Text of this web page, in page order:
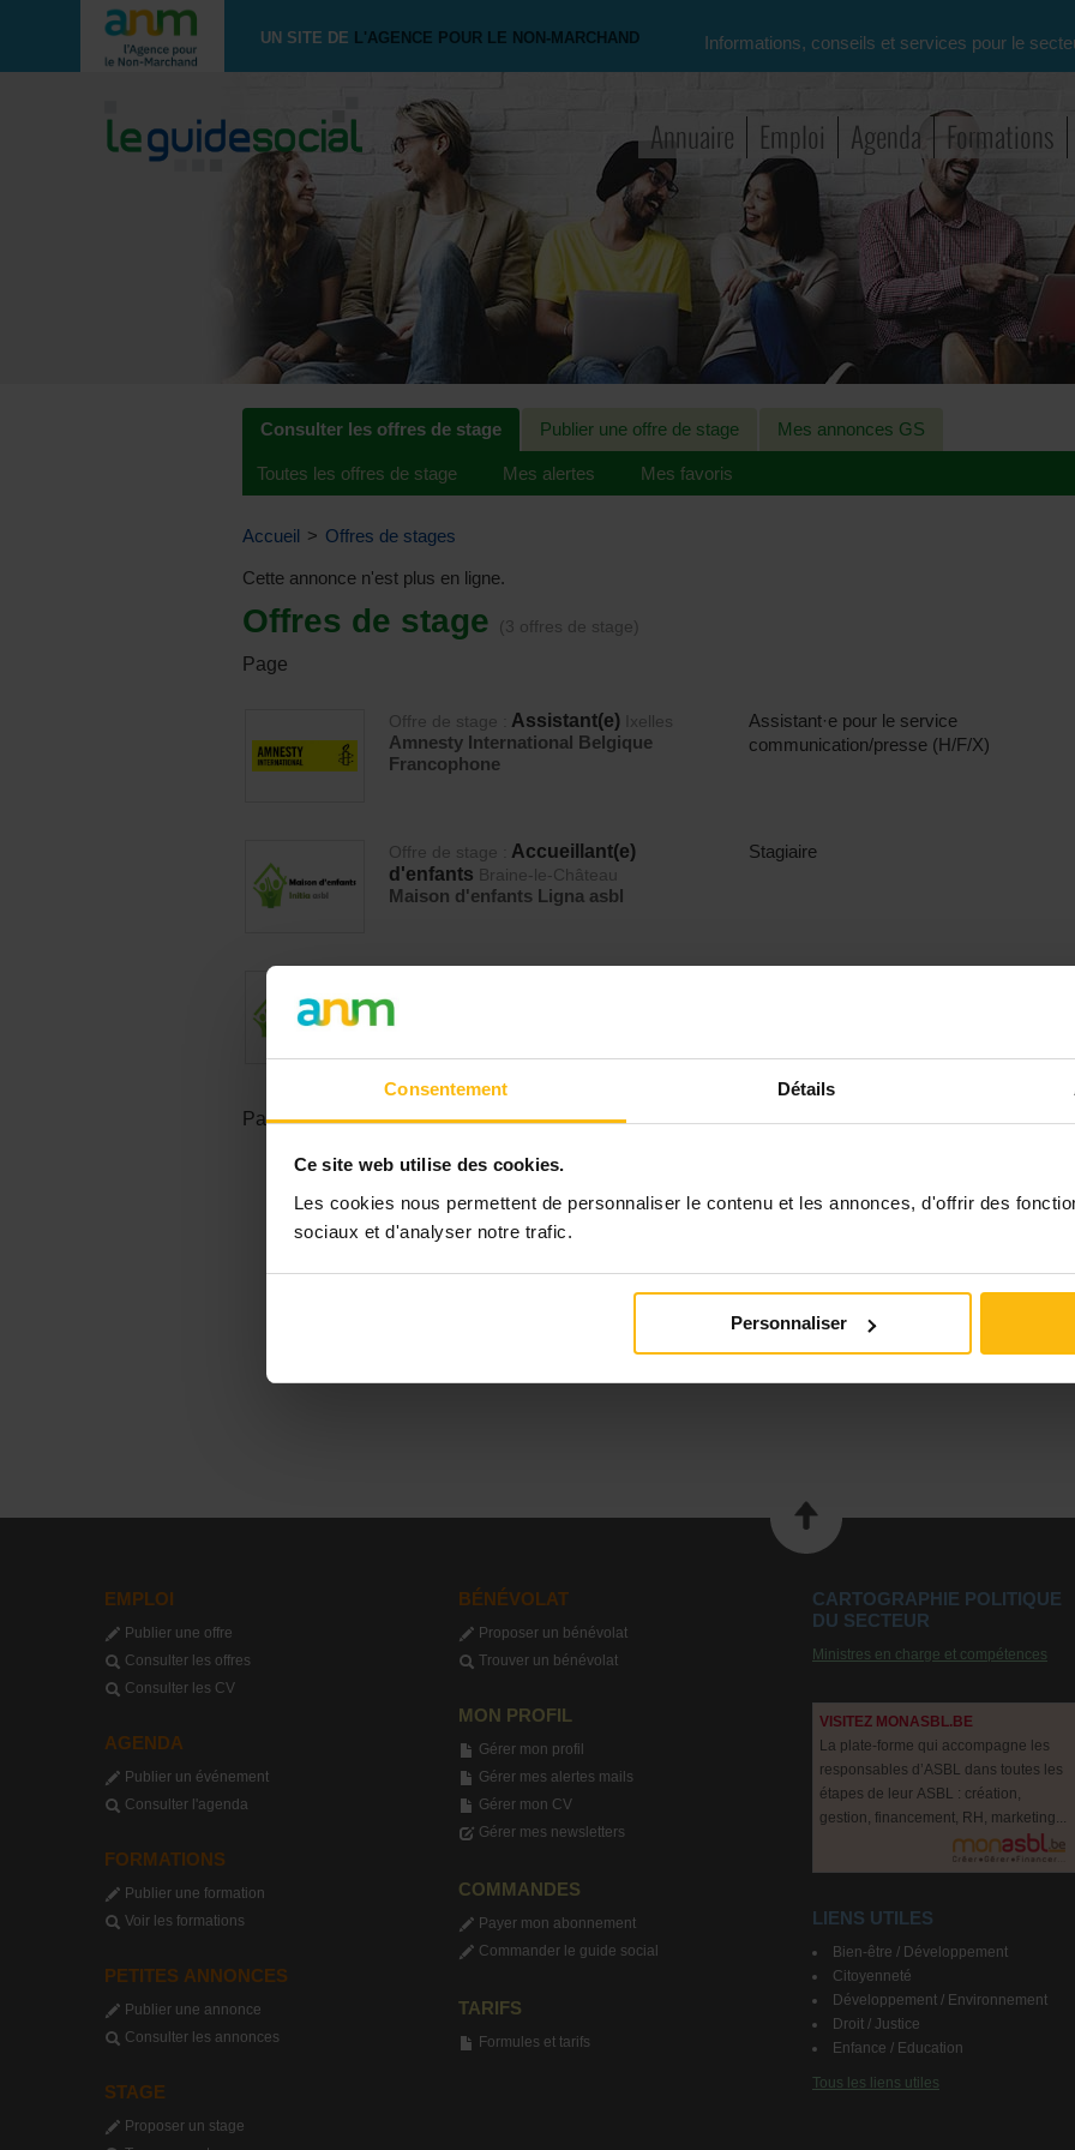
Consentement Détails
Ce site web utilise des cookies.
Les cookies nous permettent de personnaliser le contenu et les annonces, d'offrir des
sociaux et d'analyser notre trafic.
Personnaliser
UN SITE DE L'AGENCE POUR LE NON-MARCHAND Informations, conseils et services pour le
Annuaire Emploi Agenda Formations
Consulter les offres de stage Publier une offre de stage Mes annonces GS
Toutes les offres de stage Mes alertes Mes favoris
Accueil > Offres de stages
Cette annonce n'est plus en ligne.
Offres de stage (3 offres de stage)
Page
Offre de stage : Assistant(e) Ixelles
Amnesty International Belgique
Francophone
Assistant·e pour le service
communication/presse (H/F/X)
Offre de stage :
Accueillant(e)
d'enfants Braine-le-Château
Maison d'enfants Ligna asbl
Stagiaire
le-Château
Maison d'enfants Ligna asbl
Page
EMPLOI
Publier une offre
Consulter les offres
Consulter les CV
AGENDA
Publier un événement
Consulter l'agenda
FORMATIONS
Publier une formation
Voir les formations
PETITES ANNONCES
Publier une annonce
Consulter les annonces
STAGE
Proposer un stage
BÉNÉVOLAT
Proposer un bénévolat
Trouver un bénévolat
MON PROFIL
Gérer mon profil
Gérer mes alertes mails
Gérer mon CV
Gérer mes newsletters
COMMANDES
Payer mon abonnement
Commander le guide social
TARIFS
Formules et tarifs
CARTOGRAPHIE POLITIQUE
DU SECTEUR
Ministres en charge et compétences
VISITEZ MONASBL.BE
La plate-forme qui accompagne les
responsables d’ASBL dans toutes les
étapes de leur ASBL : création,
gestion, financement, RH, marketing...
LIENS UTILES
Bien-être / Développement
Citoyenneté
Développement / Environnement
Droit / Justice
Enfance / Education
Tous les liens utiles